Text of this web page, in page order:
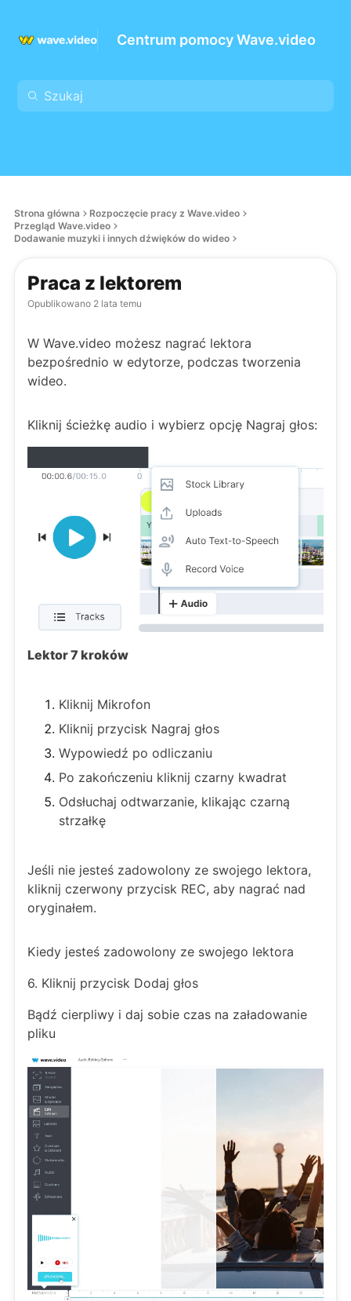
Centrum pomocy Wave.video
Strona główna
Rozpoczęcie pracy z Wave.video
Przegląd Wave.video
Dodawanie muzyki i innych dźwięków do wideo
Praca z lektorem
Opublikowano 2 lata temu
W Wave.video możesz nagrać lektora
bezpośrednio w edytorze, podczas tworzenia
wideo.
Kliknij ścieżkę audio i wybierz opcję Nagraj głos:
Lektor 7 kroków
Kliknij Mikrofon
Kliknij przycisk Nagraj głos
Wypowiedź po odliczaniu
Po zakończeniu kliknij czarny kwadrat
Odsłuchaj odtwarzanie, klikając czarną
strzałkę
Jeśli nie jesteś zadowolony ze swojego lektora,
kliknij czerwony przycisk REC, aby nagrać nad
oryginałem.
Kiedy jesteś zadowolony ze swojego lektora
6. Kliknij przycisk Dodaj głos
Bądź cierpliwy i daj sobie czas na załadowanie
pliku